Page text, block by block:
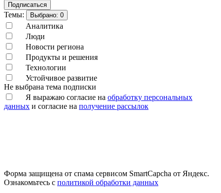
Подписаться
Темы: Выбрано: 0
Аналитика
Люди
Новости региона
Продукты и решения
Технологии
Устойчивое развитие
Не выбрана тема подписки
Я выражаю согласие на обработку персональных
данных и согласие на получение рассылок
Форма защищена от спама сервисом SmartCapcha от Яндекс.
Ознакомьтесь с политикой обработки данных